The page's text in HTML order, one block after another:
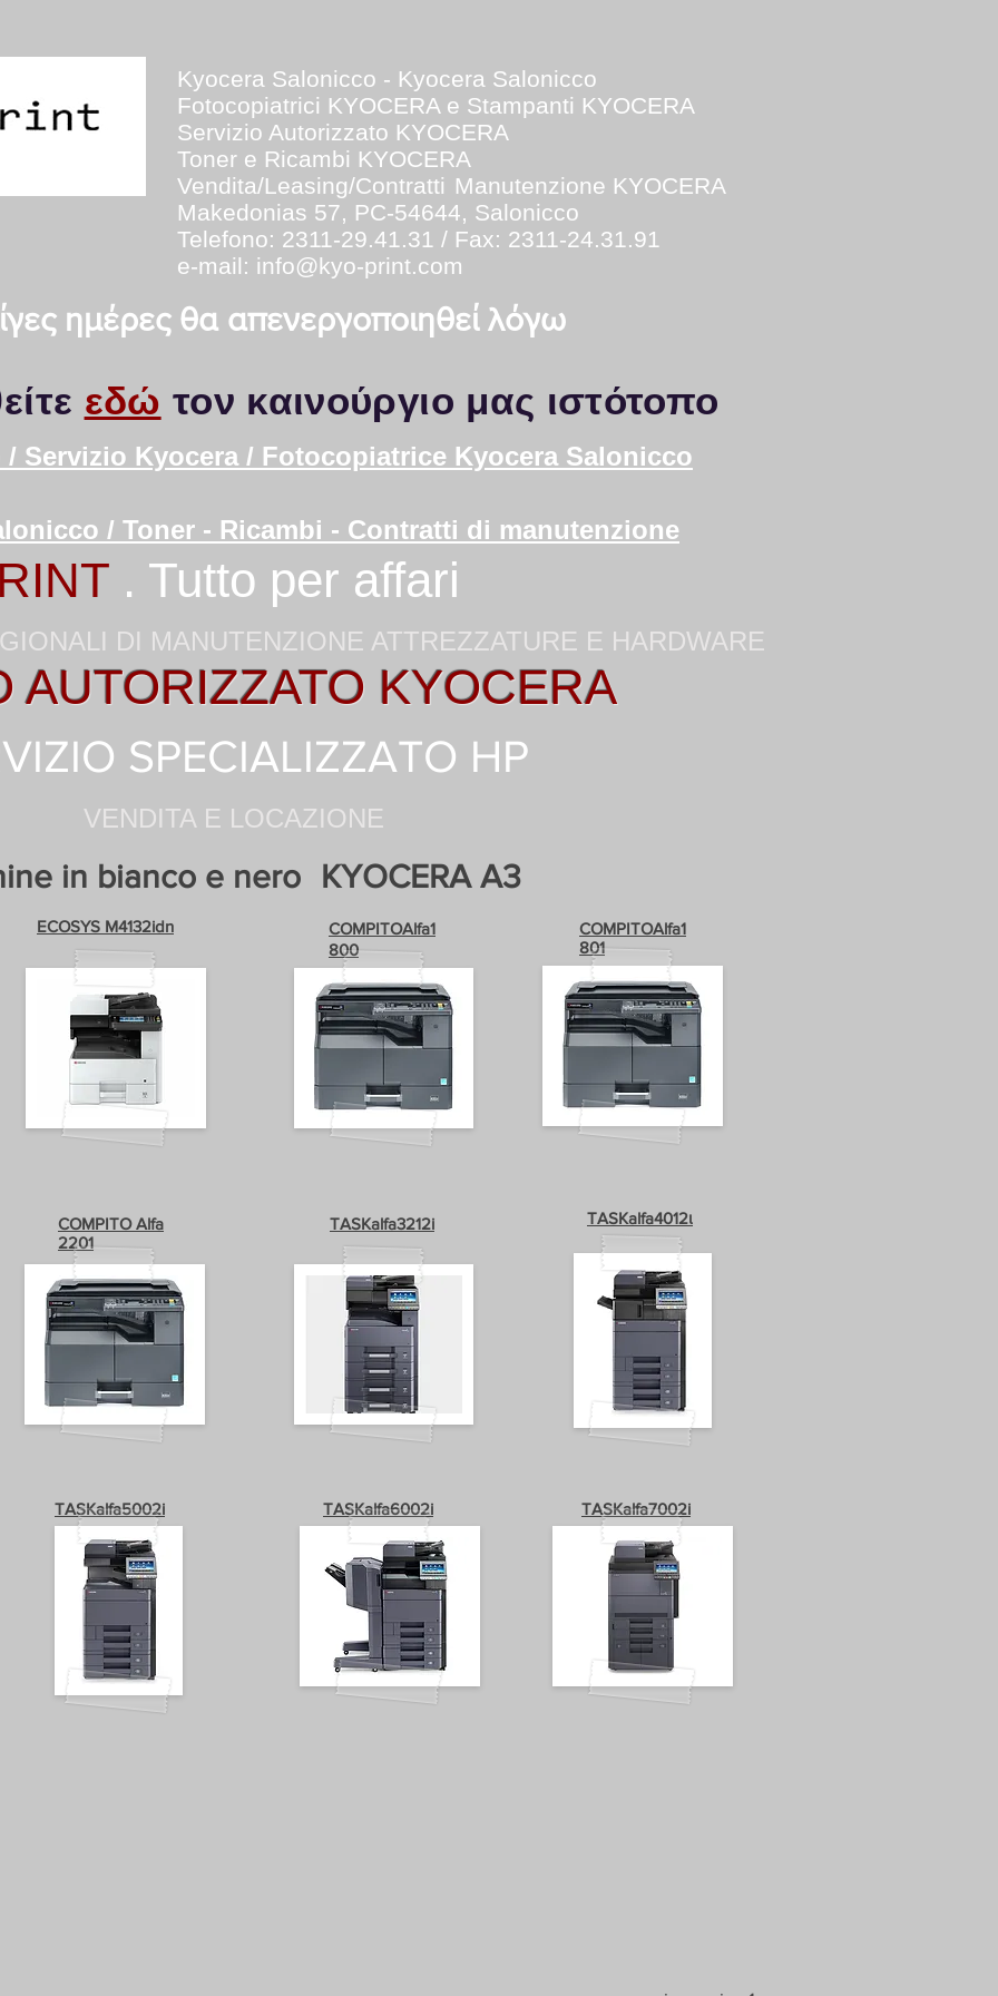
Kyocera Salonicco - Kyocera Salonicco
Fotocopiatrici KYOCERA e Stampanti KYOCERA
Servizio Autorizzato KYOCERA
Toner e Ricambi KYOCERA
Vendita/Leasing/Contratti Manutenzione KYOCERA
Makedonias 57, PC-54644, Salonicco
Telefono: 2311-29.41.31 / Fax: 2311-24.31.91
e-mail: info@kyo-print.com
ημέρες θα απενεργοποιηθεί λόγω
εδώ τον καινούργιο μας ιστότοπο
Servizio Kyocera / Fotocopiatrice Kyocera Salonicco
/ Toner - Ricambi - Contratti di manutenzione
. Tutto per affari
DI MANUTENZIONE ATTREZZATURE E HARDWARE
AUTORIZZATO KYOCERA
SPECIALIZZATO HP
VENDITA E LOCAZIONE
in bianco e nero KYOCERA A3
ECOSYS M4132idn
COMPITO Alfa
2201
COMPITOAlfa1
800
TASKalfa3212i
COMPITOAlfa1
801
TASKalfa4012ι
TASKalfa5002i TASKalfa6002i TASKalfa7002i